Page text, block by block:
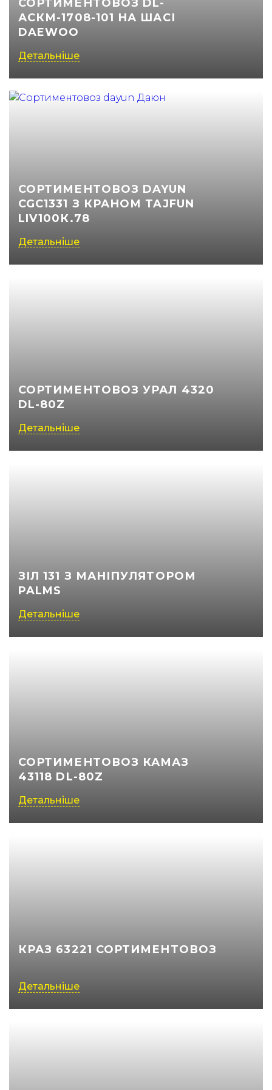
(050) 347-27-05
(067) 351-45-15
СОРТИМЕНТОВОЗ DL-
АСКМ-1708-101 НА ШАСІ
DAEWOO
Детальніше
СОРТИМЕНТОВОЗ DAYUN
CGC1331 З КРАНОМ TAJFUN
LIV100К.78
Детальніше
СОРТИМЕНТОВОЗ УРАЛ 4320
DL-80Z
Детальніше
ЗІЛ 131 З МАНІПУЛЯТОРОМ
PALMS
Детальніше
СОРТИМЕНТОВОЗ КАМАЗ
43118 DL-80Z
Детальніше
КРАЗ 63221 СОРТИМЕНТОВОЗ
Детальніше